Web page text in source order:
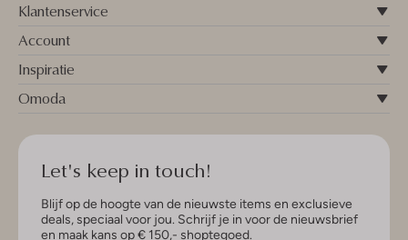
Klantenservice
Account
Inspiratie
Omoda
Let's keep in touch!
Blijf op de hoogte van de nieuwste items en exclusieve
deals, speciaal voor jou. Schrijf je in voor de nieuwsbrief
en maak kans op € 150,- shoptegoed.